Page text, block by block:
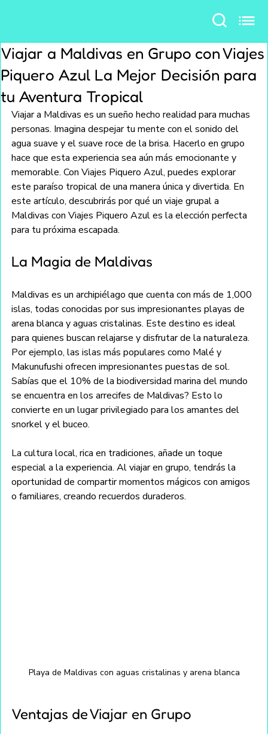
Viajar a Maldivas en Grupo con Viajes
Piquero Azul La Mejor Decisión para
tu Aventura Tropical
Viajar a Maldivas es un sueño hecho realidad para muchas
personas. Imagina despejar tu mente con el sonido del
agua suave y el suave roce de la brisa. Hacerlo en grupo
hace que esta experiencia sea aún más emocionante y
memorable. Con Viajes Piquero Azul, puedes explorar
este paraíso tropical de una manera única y divertida. En
este artículo, descubrirás por qué un viaje grupal a
Maldivas con Viajes Piquero Azul es la elección perfecta
para tu próxima escapada.
La Magia de Maldivas
Maldivas es un archipiélago que cuenta con más de 1,000
islas, todas conocidas por sus impresionantes playas de
arena blanca y aguas cristalinas. Este destino es ideal
para quienes buscan relajarse y disfrutar de la naturaleza.
Por ejemplo, las islas más populares como Malé y
Makunufushi ofrecen impresionantes puestas de sol.
Sabías que el 10% de la biodiversidad marina del mundo
se encuentra en los arrecifes de Maldivas? Esto lo
convierte en un lugar privilegiado para los amantes del
snorkel y el buceo.
La cultura local, rica en tradiciones, añade un toque
especial a la experiencia. Al viajar en grupo, tendrás la
oportunidad de compartir momentos mágicos con amigos
o familiares, creando recuerdos duraderos.
Playa de Maldivas con aguas cristalinas y arena blanca
Ventajas de Viajar en Grupo